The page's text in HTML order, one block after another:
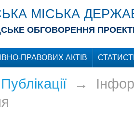
МІСЬКА
ОБГОВОРЕННЯ
ПРАВОВИХ АКТІВ
Публікації→